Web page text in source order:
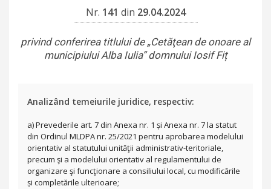
Nr. 141 din 29.04.2024
privind conferirea titlului de „Cetăţean de onoare al
municipiului Alba Iulia” domnului Iosif Fiț
Analizând temeiurile juridice, respectiv:
a) Prevederile art. 7 din Anexa nr. 1 și Anexa nr. 7 la statut
din Ordinul MLDPA nr. 25/2021 pentru aprobarea modelului
orientativ al statutului unităţii administrativ-teritoriale,
precum şi a modelului orientativ al regulamentului de
organizare şi funcţionare a consiliului local, cu modificările
și completările ulterioare;